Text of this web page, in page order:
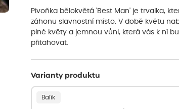
Pivoňka bělokvětá 'Best Man' je trvalka,
záhonu slavnostní místo. V době květu
plné květy a jemnou vůni, která vás k ní
přitahovat.
Varianty produktu
Balík